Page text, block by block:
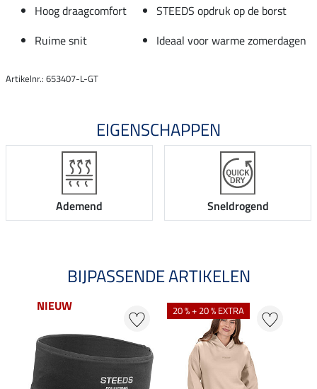
Hoog draagcomfort
STEEDS opdruk op de borst
Ruime snit
Ideaal voor warme zomerdagen
Artikelnr.: 653407-L-GT
EIGENSCHAPPEN
Ademend Sneldrogend
BIJPASSENDE ARTIKELEN
NIEUW 20 % + 20 % EXTRA